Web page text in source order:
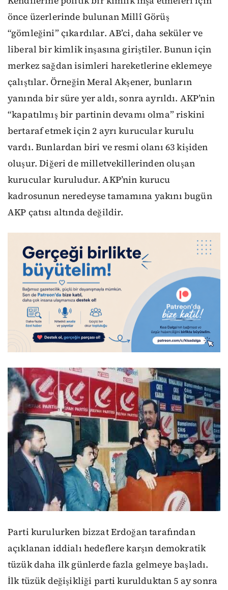
önce üzerlerinde bulunan Millî Görüş
“gömleğini” çıkardılar. AB’ci, daha seküler ve
liberal bir kimlik inşasına giriştiler. Bunun için
merkez sağdan isimleri hareketlerine eklemeye
çalıştılar. Örneğin Meral Akşener, bunların
yanında bir süre yer aldı, sonra ayrıldı. AKP’nin
“kapatılmış bir partinin devamı olma” riskini
bertaraf etmek için 2 ayrı kurucular kurulu
vardı. Bunlardan biri ve resmi olanı 63 kişiden
oluşur. Diğeri de milletvekillerinden oluşan
kurucular kuruludur. AKP’nin kurucu
kadrosunun neredeyse tamamına yakını bugün
AKP çatısı altında değildir.
Parti kurulurken bizzat Erdoğan tarafından
açıklanan iddialı hedeflere karşın demokratik
tüzük daha ilk günlerde fazla gelmeye başladı.
İlk tüzük değişikliği parti kurulduktan 5 ay sonra